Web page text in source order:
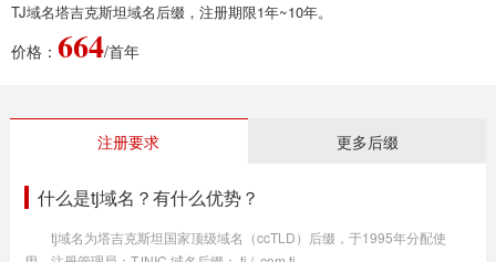
TJ域名塔吉克斯坦域名后缀，注册期限1年~10年。
价格： 664/首年
注册要求 更多后缀
什么是tj域名？有什么优势？
tj域名为塔吉克斯坦国家顶级域名（ccTLD）后缀，于1995年分配使